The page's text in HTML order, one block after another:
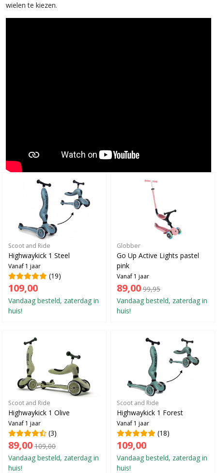
wielen te kiezen.
Scoot and Ride
Highwaykick 1 Steel
Vanaf 1 jaar
(19)
109,00
Vandaag besteld, zaterdag in
huis!
Globber
Go Up Active Lights pastel
pink
Vanaf 1 jaar
89,00 99,95
Vandaag besteld, zaterdag in
huis!
Scoot and Ride
Highwaykick 1 Olive
Vanaf 1 jaar
(3)
89,00 109,00
Vandaag besteld, zaterdag in
huis!
Scoot and Ride
Highwaykick 1 Forest
Vanaf 1 jaar
(18)
109,00
Vandaag besteld, zaterdag in
huis!